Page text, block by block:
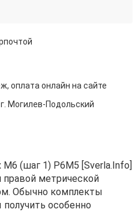
оплата онлайн на сайте
Могилев-Подольский
(шаг 1) Р6М5 [Sverla.Info]
правой метрической
Обычно комплекты
особенно